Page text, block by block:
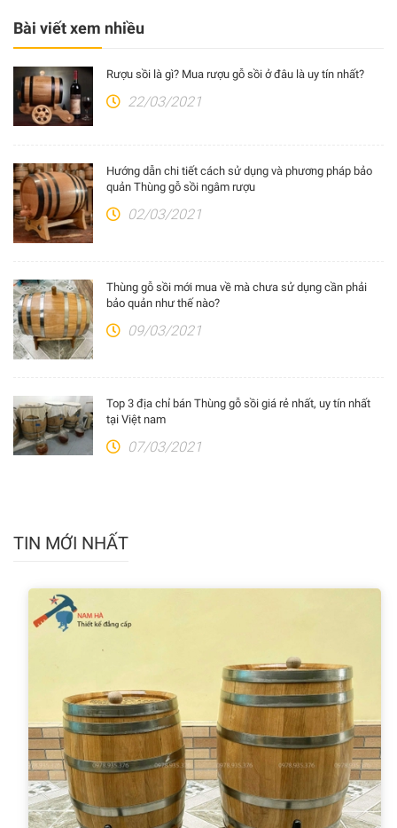
Bài viết xem nhiều
Rượu sồi là gì? Mua rượu gỗ sồi ở đâu là uy tín nhất?
22/03/2021
Hướng dẫn chi tiết cách sử dụng và phương pháp bảo
quản Thùng gỗ sồi ngâm rượu
02/03/2021
Thùng gỗ sồi mới mua về mà chưa sử dụng cần phải
bảo quản như thế nào?
09/03/2021
Top 3 địa chỉ bán Thùng gỗ sồi giá rẻ nhất, uy tín nhất
tại Việt nam
07/03/2021
TIN MỚI NHẤT